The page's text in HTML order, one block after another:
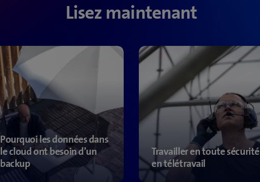
Lisez maintenant
Pourquoi les données dans
le cloud ont besoin d’un
backup
Travailler en toute sécurité
en télétravail